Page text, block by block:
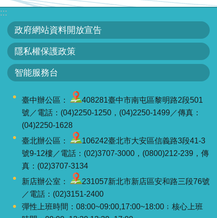
:::
政府網站資料開放宣告
隱私權保護政策
智能服務台
臺中辦公區：
408281臺中市南屯區黎明路2段501
號／電話：(04)2250-1250，(04)2250-1499／傳真：
(04)2250-1628
臺北辦公區：
106242臺北市大安區信義路3段41-3
號9-12樓／電話：(02)3707-3000，(0800)212-239，傳
真：(02)3707-3134
新店辦公室：
231057新北市新店區安和路三段76號
／電話：(02)3151-2400
彈性上班時間：08:00~09:00,17:00~18:00﹔核心上班